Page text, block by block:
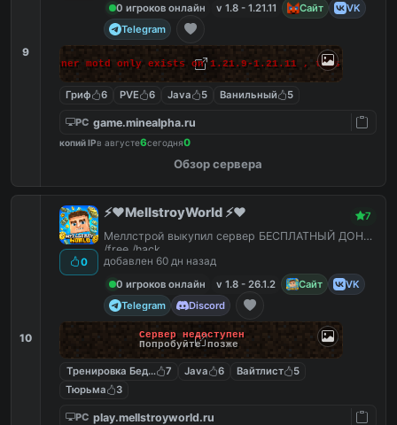
9
0 игроков онлайн
v 1.8 - 1.21.11 Сайт
VK
Telegram
banner motd only exists on 1.21.9-1.21.11 , this
Гриф 6 PVE 6 Java 5 Ванильный 5
PC game.minealpha.ru
копий IPв августе6сегодня0
Обзор сервера
10
0
⚡️❤️MellstroyWorld ⚡️❤️ 7
Меллстрой выкупил сервер БЕСПЛАТНЫЙ ДОНАТ
/free /hack
добавлен 60 дн назад
0 игроков онлайн
v 1.8 - 26.1.2 Сайт
VK
Telegram
Discord
Сервер недоступен
Попробуйте позже
Тренировка Бед Варс
7 Java 6 Вайтлист
5
Тюрьма
3
PC play.mellstroyworld.ru